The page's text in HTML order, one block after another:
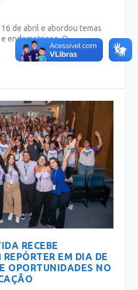
de abril e abordou temas
endometriose. O...
RECEBE
EM DIA DE
OPORTUNIDADES NO